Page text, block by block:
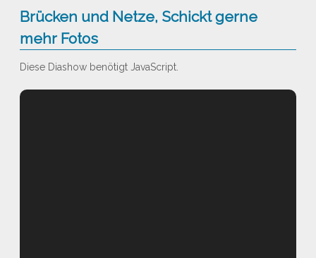
Brücken und Netze, Schickt gerne
mehr Fotos
Diese Diashow benötigt JavaScript.